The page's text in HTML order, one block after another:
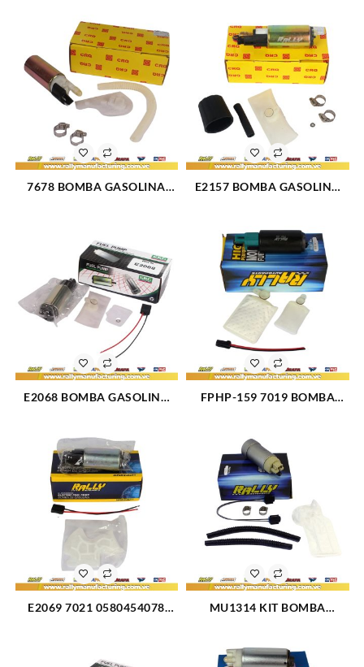
7678 BOMBA GASOLINA
E2157 BOMBA GASOLINA
E2068 BOMBA GASOLINA
FPHP-159 7019 BOMBA
E2069 7021 0580454078
FIESTA (301)
MU1314 KIT BOMBA
5.3L 04-06 (219)